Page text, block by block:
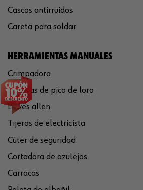
Cascos antirruidos
Careta para soldar
HERRAMIENTAS MANUALES
Crimpadora
Tenazas de pico de loro
Llaves allen
Tijeras de electricista
Cúter de seguridad
Cortadora de azulejos
Carracas